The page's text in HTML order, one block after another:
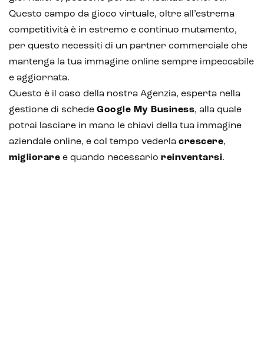
Questo campo da gioco virtuale, oltre all’estrema
competitività è in estremo e continuo mutamento,
per questo necessiti di un partner commerciale che
mantenga la tua immagine online sempre impeccabile
e aggiornata.
Questo è il caso della nostra Agenzia, esperta nella
gestione di schede Google My Business, alla quale
potrai lasciare in mano le chiavi della tua immagine
aziendale online, e col tempo vederla crescere,
migliorare e quando necessario reinventarsi.